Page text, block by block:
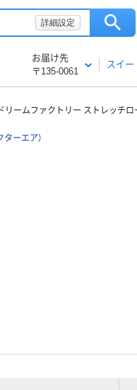
詳細設定
お届け先
〒135-0061
スイー
ドリームファクトリー ストレッチ
ターエア）